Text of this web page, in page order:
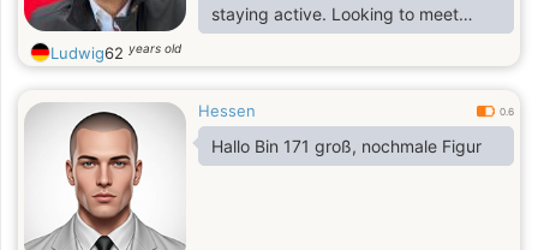
staying active. Looking to meet
someone who can laugh with me,
share dreams, and turn ordinary
Ludwig62 years old
Hessen 0.6
Hallo Bin 171 groß, nochmale Figur